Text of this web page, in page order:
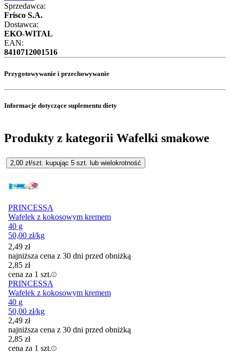
Sprzedawca:
Frisco S.A.
Dostawca:
EKO-WITAL
EAN:
8410712001516
Przygotowywanie i przechowywanie
Informacje dotyczące suplementu diety
Produkty z kategorii Wafelki smakowe
2,00 zł/szt. kupując 5 szt. lub wielokrotność
PRINCESSA
Wafelek z kokosowym kremem
40 g
50,00 zł/kg
2,49 zł
najniższa cena z 30 dni przed obniżką
2,85 zł
cena za 1 szt.
PRINCESSA
Wafelek z kokosowym kremem
40 g
50,00 zł/kg
2,49 zł
najniższa cena z 30 dni przed obniżką
2,85 zł
cena za 1 szt.